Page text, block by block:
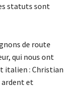
statuts sont
de route
qui nous ont
italien : Christian
et